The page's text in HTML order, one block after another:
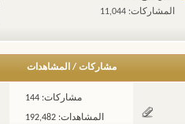
هذا
المشاركات: 11,044
مشاركات/ المشاهدات
مشاركات: 144
المشاهدات: 192,482